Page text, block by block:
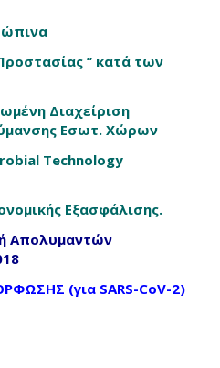
’’ κατά των
Διαχείριση
Εσωτ. Χώρων
Technology
Εξασφάλισης.
Απολυμαντών
(για SARS-CoV-2)